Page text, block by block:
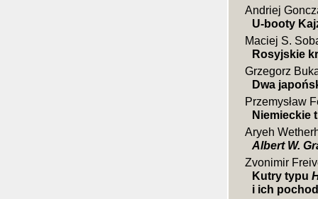
Andriej
U-booty
Maciej S.
Rosyjskie
Grzegorz
Dwa
Przemysław
Niemieckie
Aryeh
Albert W.
Zvonimir
Kutry typu
i ich